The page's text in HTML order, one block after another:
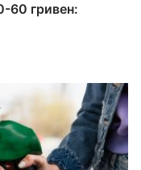
60 гривен: